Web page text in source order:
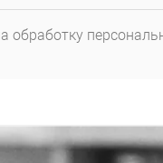
обработку